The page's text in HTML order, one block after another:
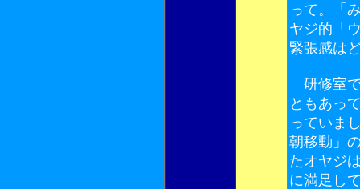
って。「
ヤジ的「
緊張感は
研修室で
ともあっ
っていま
朝移動」
たオヤジ
に満足し